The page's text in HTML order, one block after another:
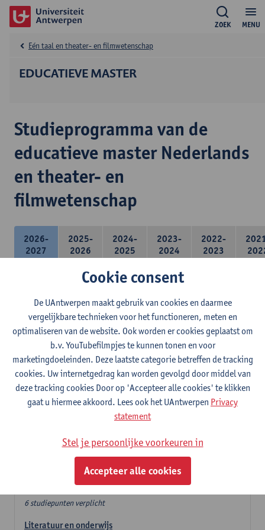
MENU
ZOEK
EDUCATIEVE MASTER
Eén taal en theater- en filmwetenschap
Studieprogramma van de
educatieve master Nederlands
en theater- en
filmwetenschap
2026-
2027
2025-
2026
2024-
2025
2023-
2024
2022-
2023
- Optie A : je kiest twee vakdidactieken
- Optie B: je kiest één vakdidactiek en een profilering
In de domeincomponent neem je 60 studiepunten op:
- 1 verplicht algemeen opleidingsonderdeel van 6 studiepunten,
- 24 of 30 studiepunten Nederlands en telkens minimum 6
studiepunten per deeldomein,
- 24 of 30 studiepunten theater- en filmwetenschap.
Verplicht algemeen opleidingsonderdeel
Deze 6 verplichte studiepunten tellen mee in de
domeincomponent van een van de gekozen talen.
Verplicht algemeen opleidingsonderdeel
6 studiepunten verplicht
Literatuur en onderwijs
Cookie consent
De UAntwerpen maakt gebruik van cookies en daarmee
vergelijkbare technieken voor het functioneren, meten en
optimaliseren van de website. Ook worden er cookies geplaatst om
b.v. YouTubefilmpjes te kunnen tonen en voor
marketingdoeleinden. Deze laatste categorie betreffen de tracking
cookies. Uw internetgedrag kan worden gevolgd door middel van
deze tracking cookies Door op 'Accepteer alle cookies' te klikken
gaat u hiermee akkoord. Lees ook het UAntwerpen Privacy
statement
Stel je persoonlijke voorkeuren in
Accepteer alle cookies